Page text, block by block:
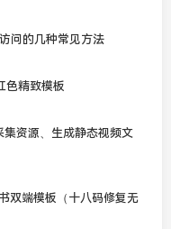
问的几种常见方法
色精致模板
资源、生成静态视频文